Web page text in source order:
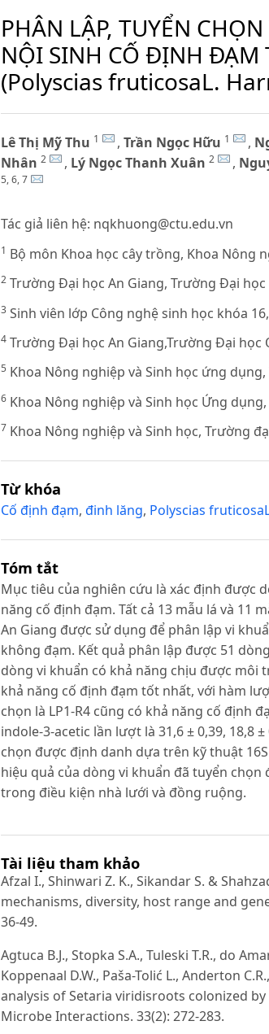
PHÂN LẬP, TUYỂN
NỘI SINH CỐ ĐỊNH ĐẠM
(Polyscias fruticosaL.
Lê Thị Mỹ Thu 1 , Trần Ngọc Hữu 1 ,
Nhân 2 , Lý Ngọc Thanh Xuân 2 ,
5, 6, 7
Tác giả liên hệ: nqkhuong@ctu.edu.vn
1 Bộ môn Khoa học cây trồng, Khoa Nông
2Trường Đại học An Giang, Trường Đại
3Sinh viên lớp Công nghệ sinh học khóa
4Trường Đại học An Giang,Trường Đại học
5 Khoa Nông nghiệp và Sinh học ứng
6Khoa Nông nghiệp và Sinh học Ứng
7 Khoa Nông nghiệp và Sinh học, Trường
Từ khóa
Cố định đạm, đinh lăng, Polyscias
Tóm tắt
Mục tiêu của nghiên cứu là xác định được
năng cố định đạm. Tất cả 13 mẫu lá và 11
An Giang được sử dụng để phân lập vi
không đạm. Kết quả phân lập được 51
dòng vi khuẩn có khả năng chịu được môi
khả năng cố định đạm tốt nhất, với hàm
chọn là LP1-R4 cũng có khả năng cố định
indole-3-acetic lần lượt là 31,6 ± 0,39, 18,8
chọn được định danh dựa trên kỹ thuật
hiệu quả của dòng vi khuẩn đã tuyển
trong điều kiện nhà lưới và đồng ruộng.
Tài liệu tham khảo
Afzal I., Shinwari Z. K., Sikandar S. &
mechanisms, diversity, host range and
36-49.
Agtuca B.J., Stopka S.A., Tuleski T.R., do
Koppenaal D.W., Paša-Tolić L., Anderton
analysis of Setaria viridisroots colonized
Microbe Interactions. 33(2): 272-283.